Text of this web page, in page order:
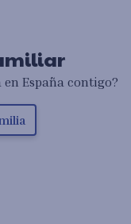
España contigo?